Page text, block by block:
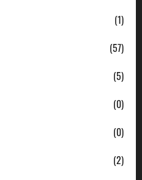
(1)
(57)
(5)
(0)
(0)
(2)